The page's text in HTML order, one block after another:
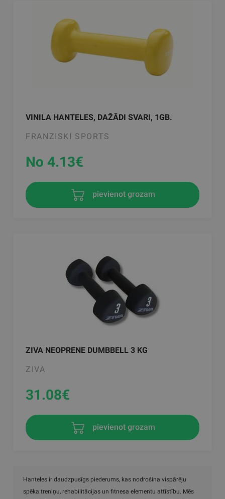
VINILA HANTELES, DAŽĀDI SVARI, 1GB.
FRANZISKI SPORTS
No 4.13€
pievienot grozam
ZIVA NEOPRENE DUMBBELL 3 KG
ZIVA
31.08€
pievienot grozam
Hanteles ir daudzpusīgs piederums, kas nodrošina vispārēju
spēka treniņu, rehabilitācijas un fitnesa elementu attīstību. Mēs